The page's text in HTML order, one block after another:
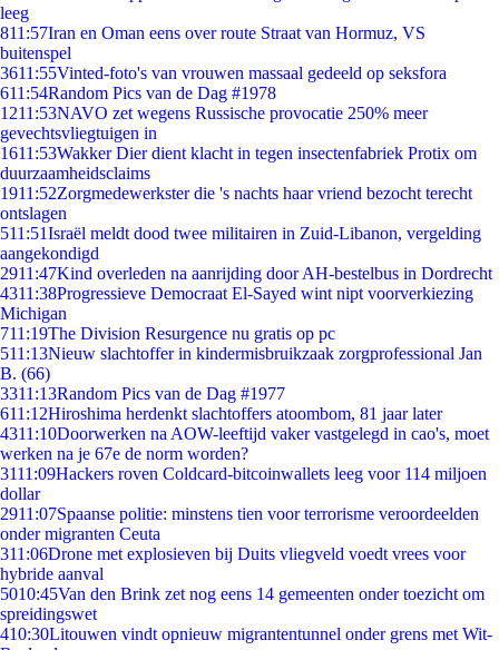
leeg
811:57Iran en Oman eens over route Straat van Hormuz, VS
buitenspel
3611:55Vinted-foto's van vrouwen massaal gedeeld op seksfora
611:54Random Pics van de Dag #1978
1211:53NAVO zet wegens Russische provocatie 250% meer
gevechtsvliegtuigen in
1611:53Wakker Dier dient klacht in tegen insectenfabriek Protix om
duurzaamheidsclaims
1911:52Zorgmedewerkster die 's nachts haar vriend bezocht terecht
ontslagen
511:51Israël meldt dood twee militairen in Zuid-Libanon, vergelding
aangekondigd
2911:47Kind overleden na aanrijding door AH-bestelbus in Dordrecht
4311:38Progressieve Democraat El-Sayed wint nipt voorverkiezing
Michigan
711:19The Division Resurgence nu gratis op pc
511:13Nieuw slachtoffer in kindermisbruikzaak zorgprofessional Jan
B. (66)
3311:13Random Pics van de Dag #1977
611:12Hiroshima herdenkt slachtoffers atoombom, 81 jaar later
4311:10Doorwerken na AOW-leeftijd vaker vastgelegd in cao's, moet
werken na je 67e de norm worden?
3111:09Hackers roven Coldcard-bitcoinwallets leeg voor 114 miljoen
dollar
2911:07Spaanse politie: minstens tien voor terrorisme veroordeelden
onder migranten Ceuta
311:06Drone met explosieven bij Duits vliegveld voedt vrees voor
hybride aanval
5010:45Van den Brink zet nog eens 14 gemeenten onder toezicht om
spreidingswet
410:30Litouwen vindt opnieuw migrantentunnel onder grens met Wit-